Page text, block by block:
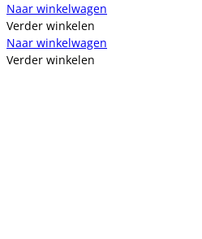
Naar winkelwagen
Verder winkelen
Naar winkelwagen
Verder winkelen